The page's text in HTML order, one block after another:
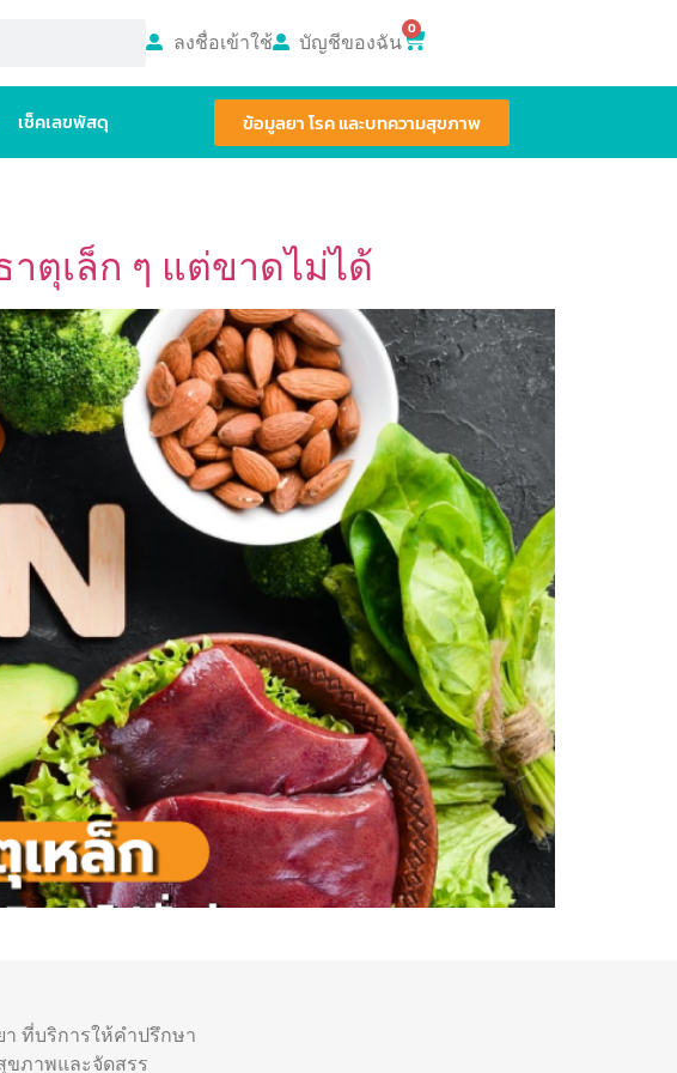
ลงชื่อเข้าใช้ บัญชีของฉัน 0
เช็คเลขพัสดุ ข้อมูลยา โรค และบทความสุขภาพ
ตุเล็ก ๆ แต่ขาดไม่ได้
า ที่บริการให้คำปรึกษา
ภาพและจัดสรร